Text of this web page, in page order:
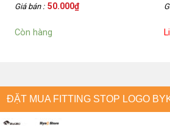
Giá bán : 50.000₫
Còn hàng
ĐẶT MUA FITTING STOP LOGO